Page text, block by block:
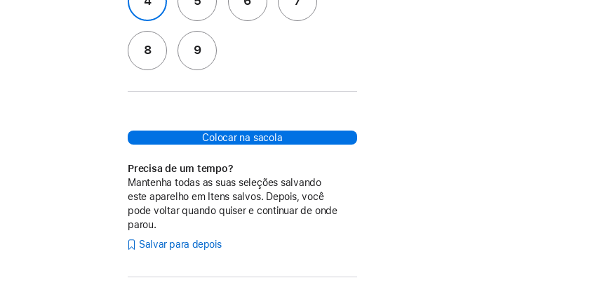
8 9
Colocar na sacola
Precisa de um tempo?
Mantenha todas as suas seleções salvando
este aparelho em Itens salvos. Depois, você
pode voltar quando quiser e continuar de onde
parou.
Salvar para depois